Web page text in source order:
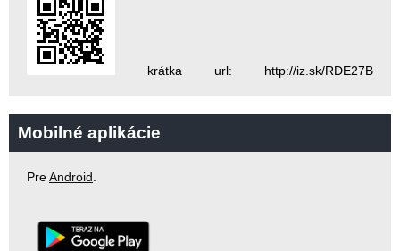
krátka url: http://iz.sk/RDE27B
Mobilné aplikácie
PreAndroid.